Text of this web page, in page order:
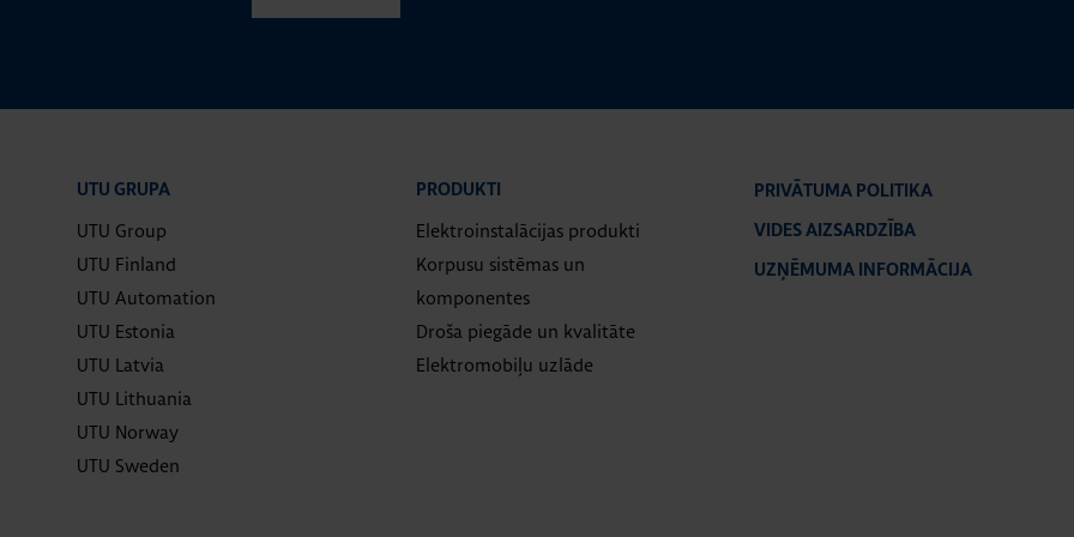
UTU GRUPA
UTU Group
UTU Finland
UTU Automation
UTU Estonia
UTU Latvia
UTU Lithuania
UTU Norway
UTU Sweden
PRODUKTI
Elektroinstalācijas produkti
Korpusu sistēmas un
komponentes
Droša piegāde un kvalitāte
Elektromobiļu uzlāde
PRIVĀTUMA POLITIKA
VIDES AIZSARDZĪBA
UZŅĒMUMA INFORMĀCIJA